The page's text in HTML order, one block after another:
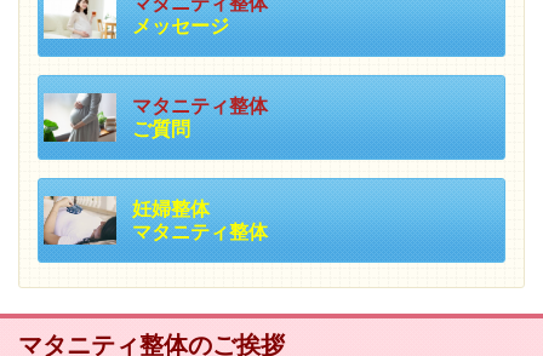
メッセージ
マタニティ整体
ご質問
妊婦整体
マタニティ整体
マタニティ整体のご挨拶